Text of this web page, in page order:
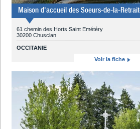
Maison d'accueil des Soeurs-de-la-
61 chemin des Horts Saint Emétéry
30200 Chusclan
OCCITANIE
Voir la fiche